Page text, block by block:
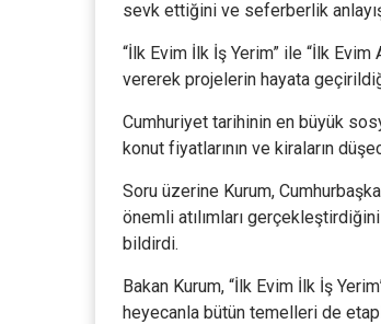
sevk ettiğini ve seferberlik
“İlk Evim İlk İş Yerim” ile “İlk
vererek projelerin hayata
Cumhuriyet tarihinin en büyük
konut fiyatlarının ve kiraların
Soru üzerine Kurum,
önemli atılımları
bildirdi.
Bakan Kurum, “İlk Evim İlk İş
heyecanla bütün temelleri de